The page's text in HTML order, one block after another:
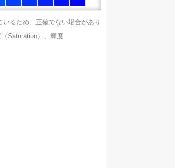
るため、正確でない場合があり
Saturation）、輝度